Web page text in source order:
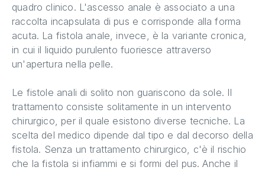
quadro clinico. L'ascesso anale è associato a una
raccolta incapsulata di pus e corrisponde alla forma
acuta. La fistola anale, invece, è la variante cronica,
in cui il liquido purulento fuoriesce attraverso
un'apertura nella pelle.
Le fistole anali di solito non guariscono da sole. Il
trattamento consiste solitamente in un intervento
chirurgico, per il quale esistono diverse tecniche. La
scelta del medico dipende dal tipo e dal decorso della
fistola. Senza un trattamento chirurgico, c'è il rischio
che la fistola si infiammi e si formi del pus. Anche il